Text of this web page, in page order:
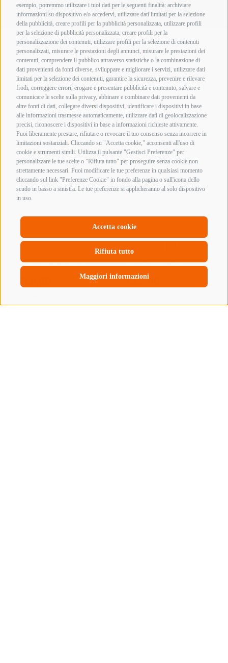
esempio, potremmo utilizzare i tuoi dati per le seguenti finalità: archiviare
informazioni su dispositivo e/o accedervi, utilizzare dati limitati per la selezione
della pubblicità, creare profili per la pubblicità personalizzata, utilizzare profili
per la selezione di pubblicità personalizzata, creare profili per la
personalizzazione dei contenuti, utilizzare profili per la selezione di contenuti
personalizzati, misurare le prestazioni degli annunci, misurare le prestazioni dei
contenuti, comprendere il pubblico attraverso statistiche o la combinazione di
dati provenienti da fonti diverse, sviluppare e migliorare i servizi, utilizzare dati
limitati per la selezione dei contenuti, garantire la sicurezza, prevenire e rilevare
frodi, correggere errori, erogare e presentare pubblicità e contenuto, salvare e
comunicare le scelte sulla privacy, abbinare e combinare dati provenienti da
altre fonti di dati, collegare diversi dispositivi, identificare i dispositivi in base
alle informazioni trasmesse automaticamente, utilizzare dati di geolocalizzazione
precisi, riconoscere i dispositivi in base a informazioni richieste attivamente.
Puoi liberamente prestare, rifiutare o revocare il tuo consenso senza incorrere in
limitazioni sostanziali. Cliccando su "Accetta cookie," acconsenti all'uso di
cookie e strumenti simili. Utilizza il pulsante "Gestisci Preferenze" per
personalizzare le tue scelte o "Rifiuta tutto" per proseguire senza cookie non
strettamente necessari. Puoi modificare le tue preferenze in qualsiasi momento
cliccando sul link "Preferenze Cookie" in fondo alla pagina o sull'icona dello
scudo in basso a sinistra. Le tue preferenze si applicheranno al solo dispositivo
in uso.
Accetta cookie
Rifiuta tutto
Maggiori informazioni
Armi nuoveArmi ad aria compressaLibera vendita
Visualizzazione di 2 risultatiOrdina in base al più recente